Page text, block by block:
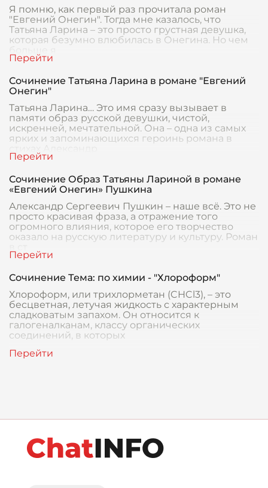
Я помню, как первый раз прочитала роман
"Евгений Онегин". Тогда мне казалось, что
Татьяна Ларина – это просто грустная девушка,
которая безумно влюбилась в Онегина. Но чем
больше я
Сочинение Татьяна Ларина в романе "Евгений
Онегин"
Татьяна Ларина… Это имя сразу вызывает в
памяти образ русской девушки, чистой,
искренней, мечтательной. Она – одна из самых
ярких и запоминающихся героинь романа в
стихах Александр
Сочинение Образ Татьяны Лариной в романе
«Евгений Онегин» Пушкина
Александр Сергеевич Пушкин – наше всё. Это не
просто красивая фраза, а отражение того
огромного влияния, которое его творчество
оказало на русскую литературу и культуру. Роман
Сочинение Тема: по химии - "Хлороформ"
Хлороформ, или трихлорметан (CHCl3), – это
бесцветная, летучая жидкость с характерным
сладковатым запахом. Он относится к
галогеналканам, классу органических
соединений, в которых